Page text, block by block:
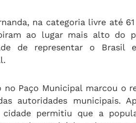
na categoria livre até
ao lugar mais alto do
de representar o
no Paço Municipal marcou o
autoridades municipais.
permitiu que a